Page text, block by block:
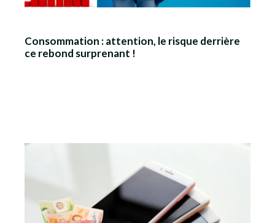
Consommation : attention, le risque derrière
ce rebond surprenant !